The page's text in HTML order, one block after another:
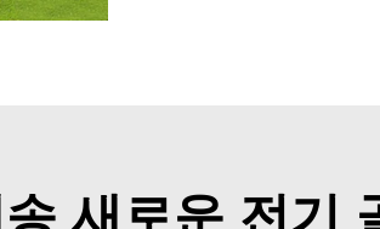
새로운 전기